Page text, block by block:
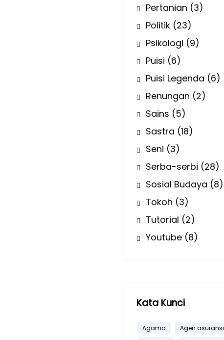
Pertanian (3)
Politik (23)
Psikologi (9)
Puisi (6)
Puisi Legenda (6)
Renungan (2)
Sains (5)
Sastra (18)
Seni (3)
Serba-serbi (28)
Sosial Budaya (8)
Tokoh (3)
Tutorial (2)
Youtube (8)
Kata Kunci
Agama Agen asuransi